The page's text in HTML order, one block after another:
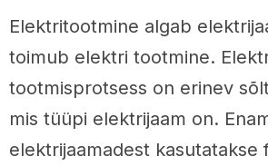
Elektritootmine algab
toimub elektri tootmine.
tootmisprotsess on erinev
mis tüüpi elektrijaam on.
elektrijaamadest kasutatakse